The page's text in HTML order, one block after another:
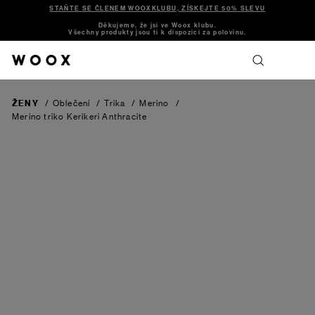
STAŇTE SE ČLENEM WOOXKLUBU, ZÍSKEJTE 50% SLEVU
Děkujeme, že jsi ve Woox klubu.
Všechny produkty jsou ti k dispozici za polovinu.
ŽENY / Oblečení / Trika / Merino
/
Merino triko KerikeriAnthracite